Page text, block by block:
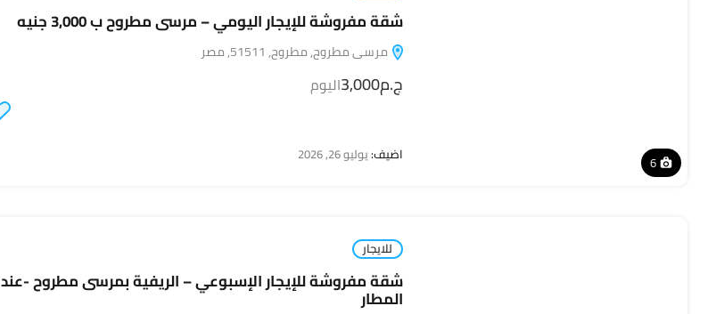
6
شقة مفروشة للإيجار اليومي – مرسى مطروح ب 3,000 جنيه
مرسى مطروح, مطروح, 51511, مصر
ج.م3,000 اليوم
اضيف:يوليو 26, 2026
للايجار
شقة مفروشة للإيجار الإسبوعي – الريفية بمرسى مطروح -عند
المطار